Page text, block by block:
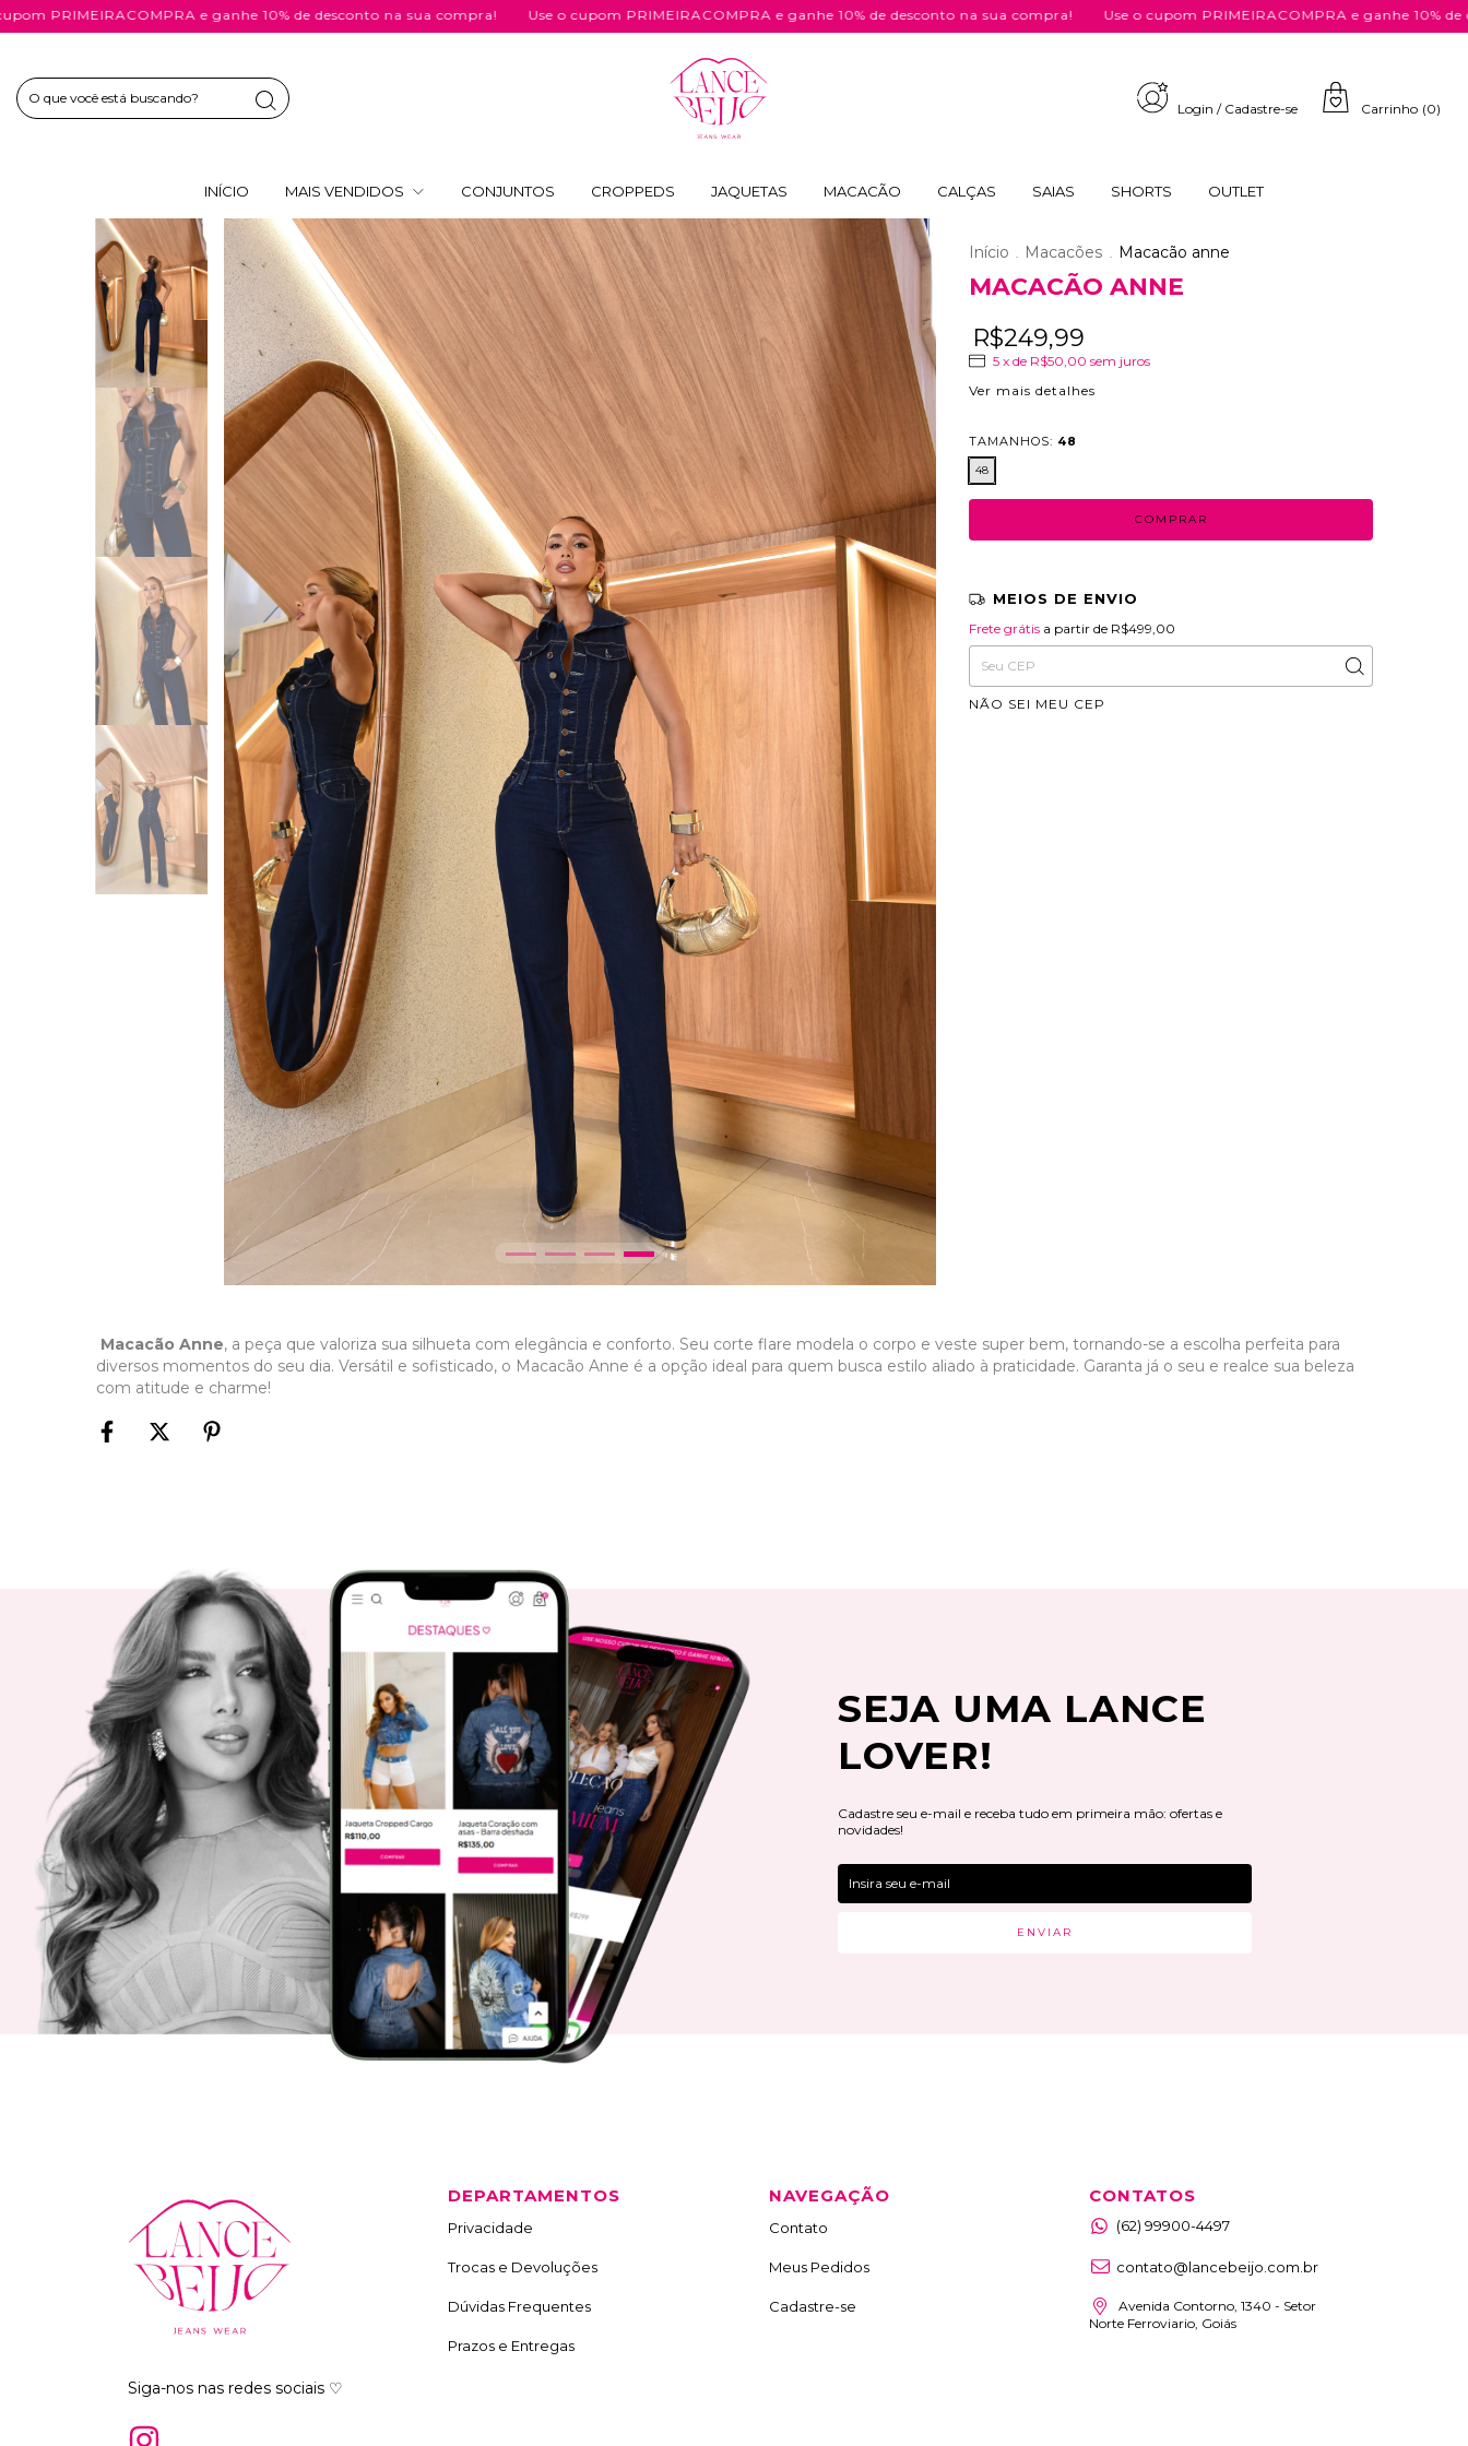
e ganhe 10% de desconto na sua compra! Use o cupom PRIMEIRACOMPRA e ganhe 10% de desconto na sua compra! Use o cupom PRIMEIRACOMPRA e ganhe 10% de desconto
Login / Cadastre-se Carrinho (0)
INÍCIO MAIS VENDIDOS CONJUNTOS CROPPEDS JAQUETAS MACACÃO CALÇAS SAIAS SHORTS OUTLET
Início . Macacões . Macacão anne
MACACÃO ANNE
R$249,99
5 x de R$50,00 sem juros
Ver mais detalhes
TAMANHOS: 48
48
MEIOS DE ENVIO
R$499,00
Entregas para o CEP: ALTERAR CEP
Frete grátis a partir de R$499,00
NÃO SEI MEU CEP
Macacão Anne, a peça que valoriza sua silhueta com elegância e conforto. Seu corte flare modela o corpo e veste super bem, tornando-se a escolha perfeita para
diversos momentos do seu dia. Versátil e sofisticado, o Macacão Anne é a opção ideal para quem busca estilo aliado à praticidade. Garanta já o seu e realce sua beleza
com atitude e charme!
SEJA UMA LANCE
LOVER!
Cadastre seu e-mail e receba tudo em primeira mão: ofertas e
novidades!
Siga-nos nas redes sociais ♡
DEPARTAMENTOS
Privacidade
Trocas e Devoluções
Dúvidas Frequentes
Prazos e Entregas
NAVEGAÇÃO
Contato
Meus Pedidos
Cadastre-se
CONTATOS
(62) 99900-4497
contato@lancebeijo.com.br
Avenida Contorno, 1340 - Setor
Norte Ferroviario, Goiás